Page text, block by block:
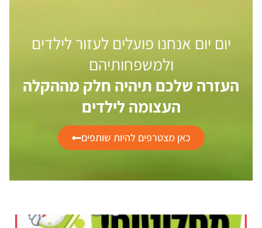
יום יום אנחנו פועלים לעזור לילדים
ולמשפחותיהם
העזרה שלכם תיהיה חלק מההקלה
העצומה לילדים
כאן מצטרפים להיות שותפים